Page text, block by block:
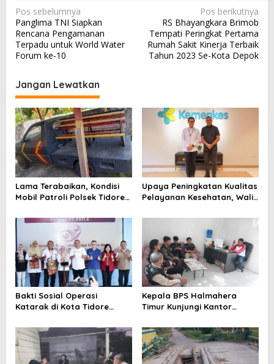
N
a
v
i
g
a
s
i
p
o
s
Pos sebelumnya
Panglima TNI Siapkan
Rencana Pengamanan
Terpadu untuk World Water
Forum ke-10
Pos berikutnya
RS Bhayangkara Brimob
Tempati Peringkat Pertama
Rumah Sakit Kinerja Terbaik
Tahun 2023 Se-Kota Depok
Jangan Lewatkan
Lama Terabaikan, Kondisi
Mobil Patroli Polsek Tidore
Kapolda
Upaya Peningkatan Kualitas
Pelayanan Kesehatan, Wali
Audiensi dengan Menkes RI
Bakti Sosial Operasi
Katarak di Kota Tidore
Berlangsung
Kepala BPS Halmahera
Timur Kunjungi Kantor
Percepat Pencacahan
SE2026